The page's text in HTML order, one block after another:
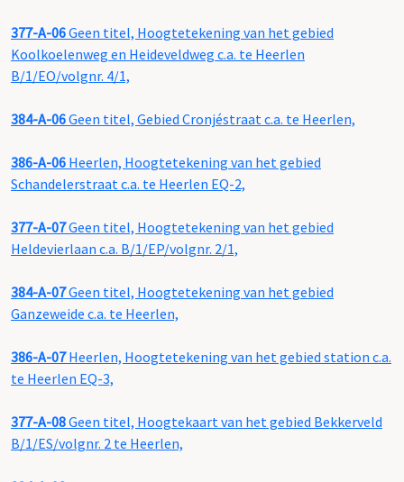
377-A-06Geen titel, Hoogtetekening van het gebied
Koolkoelenweg en Heideveldweg c.a. te Heerlen
B/1/EO/volgnr. 4/1,
384-A-06Geen titel, Gebied Cronjéstraat c.a. te Heerlen,
386-A-06 Heerlen, Hoogtetekening van het gebied
Schandelerstraat c.a. te Heerlen EQ-2,
377-A-07Geen titel, Hoogtetekening van het gebied
Heldevierlaan c.a. B/1/EP/volgnr. 2/1,
384-A-07Geen titel, Hoogtetekening van het gebied
Ganzeweide c.a. te Heerlen,
386-A-07Heerlen, Hoogtetekening van het gebied station c.a.
te Heerlen EQ-3,
377-A-08Geen titel, Hoogtekaart van het gebied Bekkerveld
B/1/ES/volgnr. 2 te Heerlen,